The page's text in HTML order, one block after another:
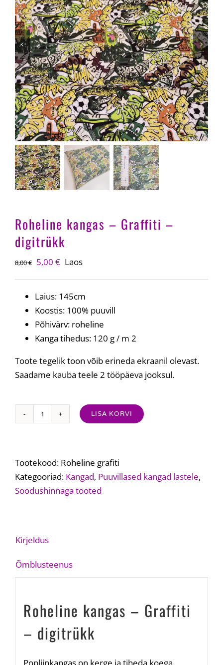
Roheline kangas – Graffiti –
digitrükk
8,00€ Algne
8,00 €.
5,00 €Current
5,00 €.
Laos
Laius: 145cm
Koostis: 100% puuvill
Põhivärv: roheline
Kanga tihedus: 120 g / m 2
Toote tegelik toon võib erineda ekraanil olevast.
Saadame kauba teele 2 tööpäeva jooksul.
Roheline
Graffiti
-
digitrükk
LISA KORVI
Tootekood: Roheline grafiti
Kategooriad: Kangad, Puuvillased kangad lastele,
Soodushinnaga tooted
Kirjeldus
Õmblusteenus
Roheline kangas – Graffiti
– digitrükk
Popliinkangas on kerge ja tiheda koega